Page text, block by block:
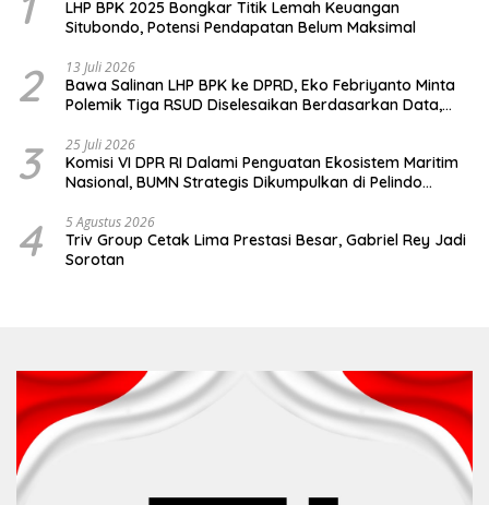
LHP BPK 2025 Bongkar Titik Lemah Keuangan
Situbondo, Potensi Pendapatan Belum Maksimal
2 13 Juli 2026
Bawa Salinan LHP BPK ke DPRD, Eko Febriyanto Minta
Polemik Tiga RSUD Diselesaikan Berdasarkan Data,
3 25 Juli 2026
Komisi VI DPR RI Dalami Penguatan Ekosistem Maritim
Nasional, BUMN Strategis Dikumpulkan di Pelindo
4 5 Agustus 2026
Triv Group Cetak Lima Prestasi Besar, Gabriel Rey Jadi
Sorotan